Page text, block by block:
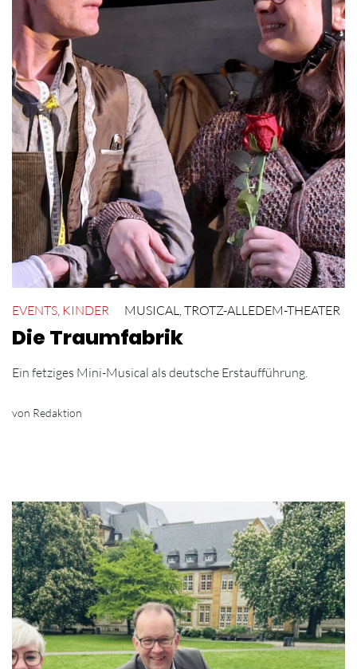
EVENTS KINDER MUSICAL TROTZ-ALLEDEM-THEATER
Die Traumfabrik
Ein fetziges Mini-Musical als deutsche Erstaufführung.
von Redaktion